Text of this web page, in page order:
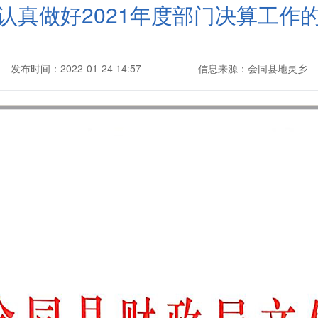
真做好2021年度部门决算工作
发布时间：2022-01-24 14:57 信息来源：会同县地灵乡